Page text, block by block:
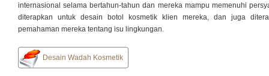
internasional selama bertahun-tahun dan mereka mampu memenuhi
diterapkan untuk desain botol kosmetik klien mereka, dan juga
pemahaman mereka tentang isu lingkungan.
Desain Wadah Kosmetik